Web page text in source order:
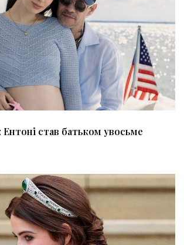
Ентоні став батьком увосьме